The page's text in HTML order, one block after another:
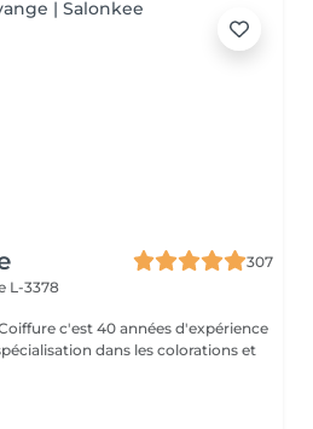
307
L-3378
c'est 40 années d'expérience
dans les colorations et